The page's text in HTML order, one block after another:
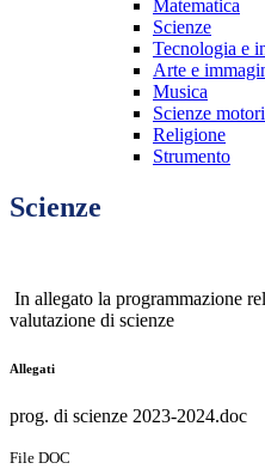
Matematica
Scienze
Tecnologia e
Arte e
Musica
Scienze
Religione
Strumento
Scienze
In allegato la programmazione
valutazione di scienze
Allegati
prog. di scienze 2023-2024.doc
File DOC